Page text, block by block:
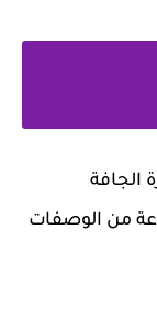
الجافة
من الوصفات